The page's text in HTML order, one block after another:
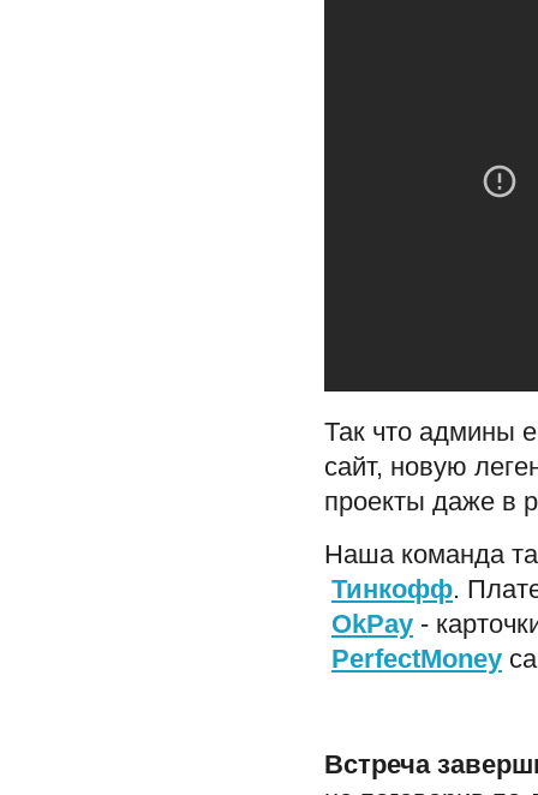
Так что админы
сайт, новую
проекты даже в
Наша команда
Тинкофф.
OkPay -
PerfectMoney
Встреча